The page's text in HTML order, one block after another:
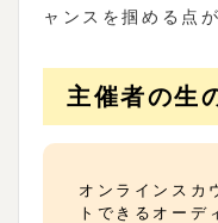
ャンスを掴める点
主催者の生
オンラインスカ
トできるオーデ